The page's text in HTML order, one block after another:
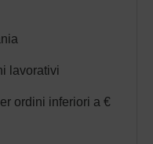
lavorativi
ordini inferiori a €